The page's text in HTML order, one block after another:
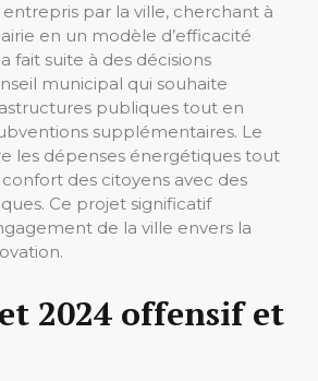
par la ville, cherchant à
en un modèle d’efficacité
fait suite à des décisions
municipal qui souhaite
publiques tout en
supplémentaires. Le
les dépenses énergétiques tout
des citoyens avec des
Ce projet significatif
de la ville envers la
2024 offensif et